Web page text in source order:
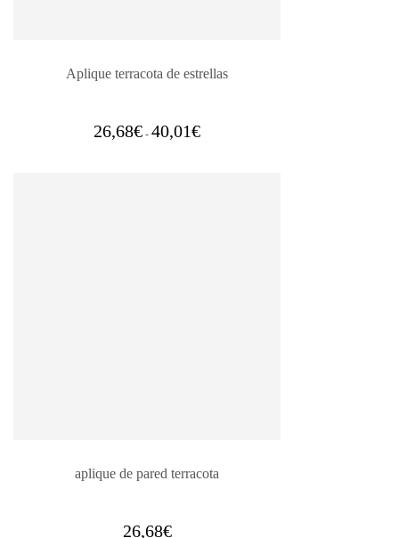
Aplique terracota de estrellas
26,68€ - 40,01€Rango
de
aplique de pared terracota
26,68€